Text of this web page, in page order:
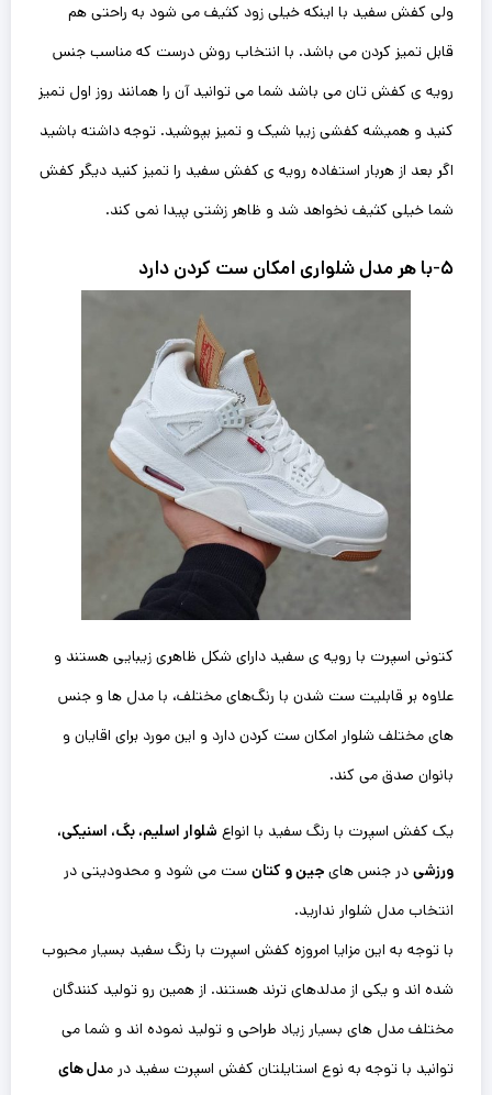
ولی کفش سفید با اینکه خیلی زود کثیف می شود به راحتی هم
قابل تمیز کردن می باشد. با انتخاب روش درست که مناسب جنس
رویه ی کفش تان می باشد شما می توانید آن را‌ همانند روز اول تمیز
کنید و همیشه کفشی زیبا شیک و تمیز بپوشید. توجه داشته باشید
اگر بعد از هربار استفاده رویه ی کفش سفید را تمیز کنید دیگر کفش
شما خیلی کثیف نخواهد شد و ظاهر زشتی پیدا نمی کند.
۵-با هر مدل شلواری امکان ست کردن دارد
کتونی اسپرت با رویه ی سفید دارای شکل ظاهری زیبایی هستند و
علاوه بر قابلیت ست شدن با رنگ‌های مختلف، با مدل ها و جنس
های مختلف شلوار امکان ست کردن دارد و این مورد برای اقایان و
بانوان صدق می کند.
یک کفش اسپرت با رنگ سفید با انواع شلوار اسلیم، بگ، اسنیکی،
ورزشی در جنس های جین و کتان ست می شود و محدودیتی در
انتخاب مدل شلوار ندارید.
با توجه به این مزایا امروزه کفش اسپرت با رنگ ‌سفید بسیار محبوب
شده اند و یکی از مدلدهای ترند هستند. از همین رو تولید کنندگان
مختلف مدل های بسیار زیاد طراحی و تولید نموده اند و شما می
توانید با توجه به نوع استایلتان کفش اسپرت سفید در مدل های